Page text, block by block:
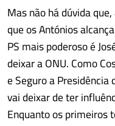
Mas não há dúvida
que os Antónios
PS mais poderoso é
deixar a ONU. Como
e Seguro a
vai deixar de ter
Enquanto os